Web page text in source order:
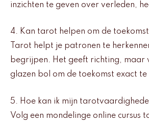
inzichten te geven over verleden,
4. Kan tarot helpen om de
Tarot helpt je patronen te
begrijpen. Het geeft richting, maar
glazen bol om de toekomst exact
5. Hoe kan ik mijn
Volg een mondelinge online cursus